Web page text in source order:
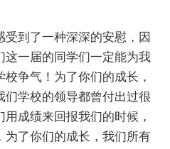
受到了一种深深的安慰，因
这一届的同学们一定能为我
争气！为了你们的成长，
学校的领导都曾付出过很
成绩来回报我们的时候，
为了你们的成长，我们所有